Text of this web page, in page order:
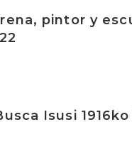
pintor y
Isusi